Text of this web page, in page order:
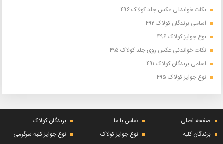
نکات خواندنی عکس جلد کولاک ۴۹۶
اسامی برندگان کولاک ۴۹۲
نوع جوایز کولاک ۴۹۶
نکات خواندنی عکس روی جلد کولاک ۴۹۵
اسامی برندگان کولاک ۴۹۱
نوع جوایز کولاک ۴۹۵
صفحه اصلی تماس با ما
برندگان کولاک
برندگان کلبه
نوع جوایز کولاک
نوع جوایز کلبه سرگرمی